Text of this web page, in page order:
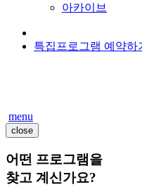
아카이브
특집프로그램 예약하
menu
close
어떤 프로그램을
찾고 계신가요?